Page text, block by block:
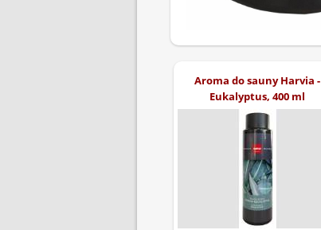
Aroma do sauny Harvia -
Eukalyptus, 400 ml